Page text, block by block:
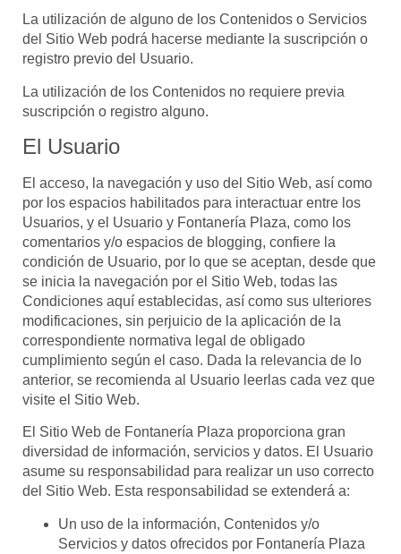
La utilización de alguno de los Contenidos o Servicios
del Sitio Web podrá hacerse mediante la suscripción o
registro previo del Usuario.
La utilización de los Contenidos no requiere previa
suscripción o registro alguno.
El Usuario
El acceso, la navegación y uso del Sitio Web, así como
por los espacios habilitados para interactuar entre los
Usuarios, y el Usuario y Fontanería Plaza, como los
comentarios y/o espacios de blogging, confiere la
condición de Usuario, por lo que se aceptan, desde que
se inicia la navegación por el Sitio Web, todas las
Condiciones aquí establecidas, así como sus ulteriores
modificaciones, sin perjuicio de la aplicación de la
correspondiente normativa legal de obligado
cumplimiento según el caso. Dada la relevancia de lo
anterior, se recomienda al Usuario leerlas cada vez que
visite el Sitio Web.
El Sitio Web de Fontanería Plaza proporciona gran
diversidad de información, servicios y datos. El Usuario
asume su responsabilidad para realizar un uso correcto
del Sitio Web. Esta responsabilidad se extenderá a:
Un uso de la información, Contenidos y/o
Servicios y datos ofrecidos por Fontanería Plaza